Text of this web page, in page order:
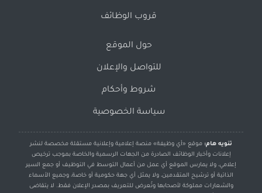
قروب الوظائف
حول الموقع
للتواصل والإعلان
شروط وأحكام
سياسة الخصوصية
تنويه هام: موقع «أي وظيفة» منصة إعلامية وإعلانية مستقلة مخصصة لنشر
إعلانات وأخبار الوظائف الصادرة من الجهات الرسمية والخاصة بموجب ترخيص
إعلامي، ولا يمارس الموقع أي عمل من أعمال التوسط في التوظيف أو جمع السير
الذاتية أو ترشيح المتقدمين، ولا يمثل أي جهة حكومية أو خاصة، وجميع الأسماء
والشعارات مملوكة لأصحابها وتُعرض للتعريف بمصدر الإعلان فقط. لا يتقاضى